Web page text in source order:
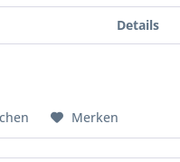
Details
Merken